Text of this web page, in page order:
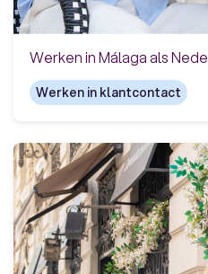
Werken in Málaga als
Werken in klantcontact